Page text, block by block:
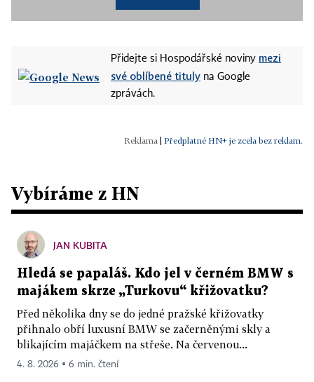
Přidejte si Hospodářské noviny mezi
své oblíbené tituly na Google
zprávách.
Předplatné HN+ je zcela bez reklam.
Vybíráme z HN
JAN KUBITA
Hledá se papaláš. Kdo jel v černém BMW s
majákem skrze „Turkovu“ křižovatku?
Před několika dny se do jedné pražské křižovatky
přihnalo obří luxusní BMW se začerněnými skly a
blikajícím majáčkem na střeše. Na červenou...
4. 8. 2026 ▪ 6 min. čtení